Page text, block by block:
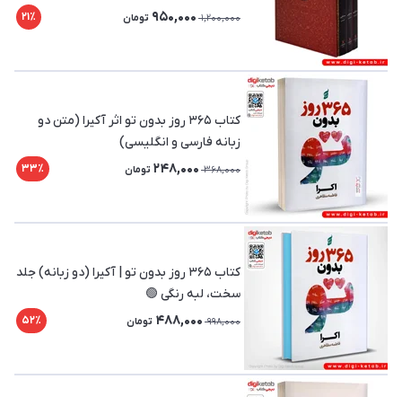
1,200,000
950,000 تومان 21٪
کتاب ۳۶۵ روز بدون تو اثر آکیرا (متن دو
زبانه فارسی و انگلیسی)
368,000
248,000 تومان 33٪
کتاب ۳۶۵ روز بدون تو | آکیرا (دو زبانه) جلد
سخت، لبه رنگی 🟢
998,000
488,000 تومان 52٪